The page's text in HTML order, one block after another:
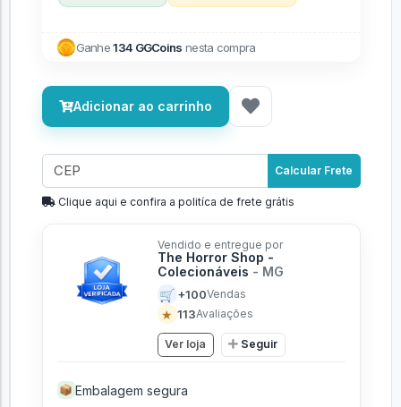
Ganhe134 GGCoins nesta compra
Adicionar ao carrinho
Calcular Frete
Clique aqui e confira a politíca de frete grátis
Vendido e entregue por
The Horror Shop -
Colecionáveis - MG
🛒 +100Vendas
★ 113Avaliações
Ver loja Seguir
📦 Embalagem segura